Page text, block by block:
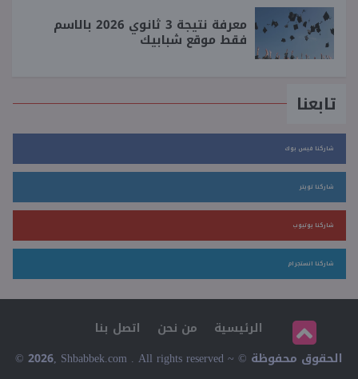
معرفة نتيجة 3 ثانوي 2026 بالاسم
فقط موقع شبابيك
تابعنا
شاركنا فيس بوك
شاركنا تويتر
شاركنا يوتيوب
شاركنا انستجرام
الرئيسية من نحن
اتصل بنا
© 2026, Shbabbek.com . All rights reserved ~ © الحقوق محفوظة